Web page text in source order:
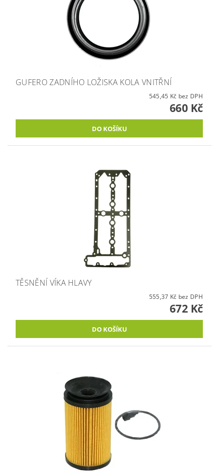
GUFERO ZADNÍHO LOŽISKA KOLA VNITŘNÍ
545,45 Kč bez DPH
660 Kč
TĚSNĚNÍ VÍKA HLAVY
555,37 Kč bez DPH
672 Kč